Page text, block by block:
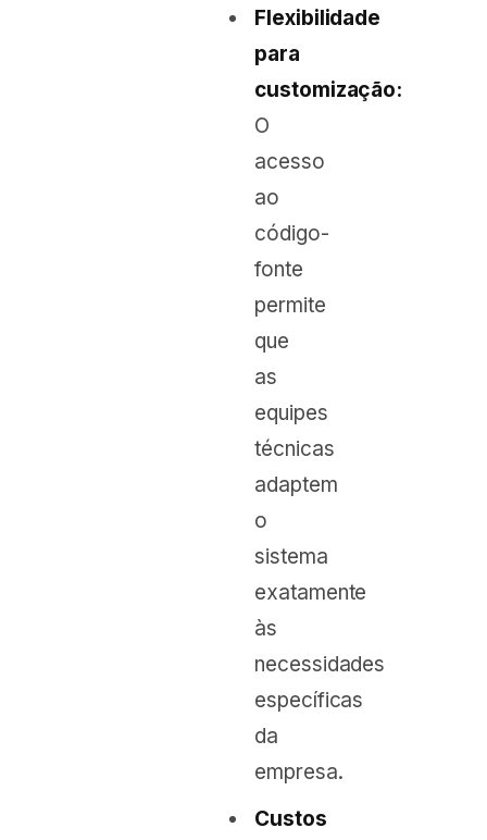
Flexibilidade
para
customização:
O
acesso
ao
código-
fonte
permite
que
as
equipes
técnicas
adaptem
o
sistema
exatamente
às
necessidades
específicas
da
empresa.
Custos